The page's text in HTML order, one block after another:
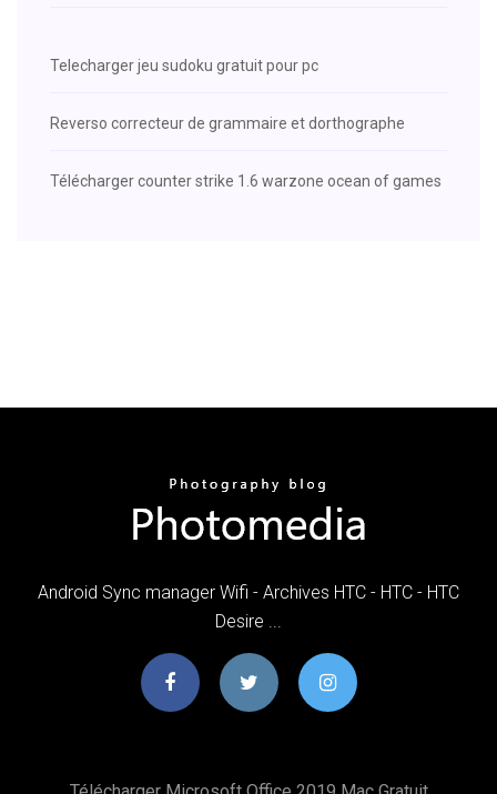
Telecharger jeu sudoku gratuit pour pc
Reverso correcteur de grammaire et dorthographe
Télécharger counter strike 1.6 warzone ocean of games
Android Sync manager Wifi - Archives HTC - HTC - HTC
Desire ...